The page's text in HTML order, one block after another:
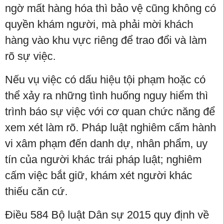
ngờ mất hàng hóa thì bảo vệ cũng không có
quyền khám người, mà phải mời khách
hàng vào khu vực riêng để trao đổi và làm
rõ sự việc.
Nếu vụ việc có dấu hiệu tội phạm hoặc có
thể xảy ra những tình huống nguy hiểm thì
trình báo sự việc với cơ quan chức năng để
xem xét làm rõ. Pháp luật nghiêm cấm hành
vi xâm phạm đến danh dự, nhân phẩm, uy
tín của người khác trái pháp luật; nghiêm
cấm việc bắt giữ, khám xét người khác
thiếu căn cứ.
Điều 584 Bộ luật Dân sự 2015 quy định về